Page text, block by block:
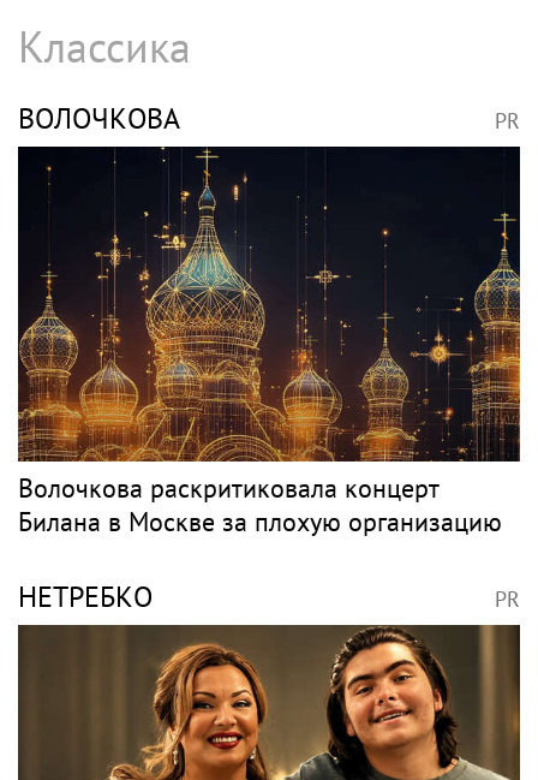
Кипа, цицит и молитвы: Моргенштерн*
удивил публику новым образом и
репертуаром
Барды
СЛЕПАКОВ PR
SHOT: комик Слепаков переписал свои
квартиры в РФ на родителей после